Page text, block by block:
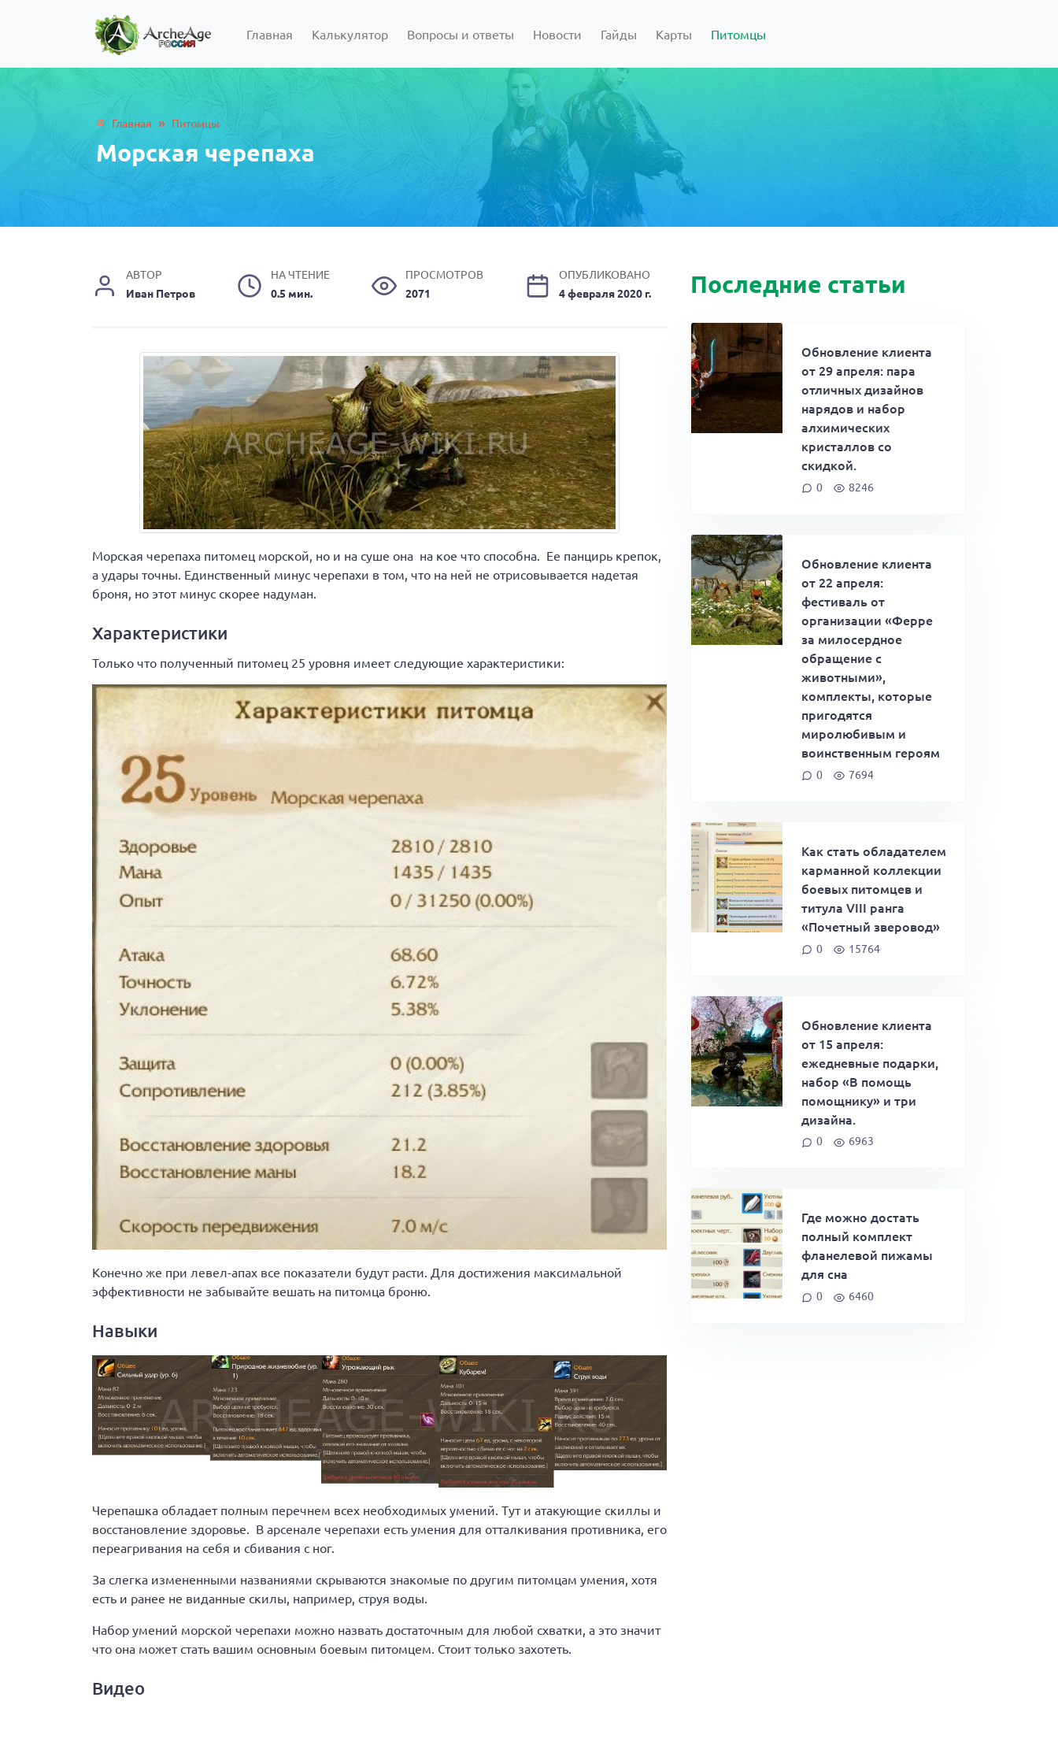
Главная Калькулятор Вопросы и ответы Новости Гайды Карты Питомцы
Главная » Питомцы
Морская черепаха
АВТОР
Иван Петров
НА ЧТЕНИЕ
0.5 мин.
ПРОСМОТРОВ
2071
ОПУБЛИКОВАНО
4 февраля 2020 г.
Морская черепаха питомец морской, но и на суше она на кое что способна. Ее панцирь крепок,
а удары точны. Единственный минус черепахи в том, что на ней не отрисовывается надетая
броня, но этот минус скорее надуман.
Характеристики
Только что полученный питомец 25 уровня имеет следующие характеристики:
Конечно же при левел-апах все показатели будут расти. Для достижения максимальной
эффективности не забывайте вешать на питомца броню.
Навыки
Черепашка обладает полным перечнем всех необходимых умений. Тут и атакующие скиллы и
восстановление здоровье. В арсенале черепахи есть умения для отталкивания противника, его
переагривания на себя и сбивания с ног.
За слегка измененными названиями скрываются знакомые по другим питомцам умения, хотя
есть и ранее не виданные скилы, например, струя воды.
Набор умений морской черепахи можно назвать достаточным для любой схватки, а это значит
что она может стать вашим основным боевым питомцем. Стоит только захотеть.
Видео
Последние статьи
Обновление клиента
от 29 апреля: пара
отличных дизайнов
нарядов и набор
алхимических
кристаллов со
скидкой.
0 8246
Обновление клиента
от 22 апреля:
фестиваль от
организации «Ферре
за милосердное
обращение с
животными»,
комплекты, которые
пригодятся
миролюбивым и
воинственным героям
0 7694
Как стать обладателем
карманной коллекции
боевых питомцев и
титула VIII ранга
«Почетный зверовод»
0 15764
Обновление клиента
от 15 апреля:
ежедневные подарки,
набор «В помощь
помощнику» и три
дизайна.
0 6963
Где можно достать
полный комплект
фланелевой пижамы
для сна
0 6460